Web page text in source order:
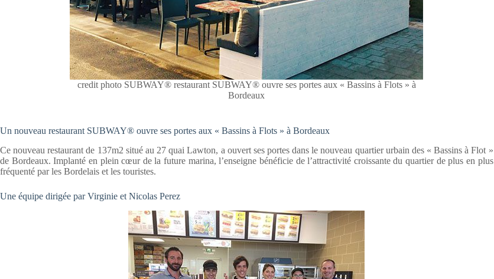
credit photo SUBWAY® restaurant SUBWAY® ouvre ses portes aux « Bassins à Flots » à
Bordeaux
Un nouveau restaurant SUBWAY® ouvre ses portes aux « Bassins à Flots » à Bordeaux
Ce nouveau restaurant de 137m2 situé au 27 quai Lawton, a ouvert ses portes dans le nouveau quartier urbain des « Bassins à Flot »
de Bordeaux. Implanté en plein cœur de la future marina, l’enseigne bénéficie de l’attractivité croissante du quartier de plus en plus
fréquenté par les Bordelais et les touristes.
Une équipe dirigée par Virginie et Nicolas Perez